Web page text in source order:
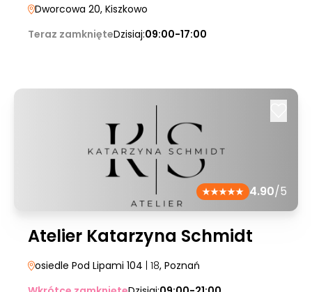
Dworcowa 20, Kiszkowo
Teraz zamknięteDzisiaj:09:00-17:00
4.90/5
Atelier Katarzyna Schmidt
osiedle Pod Lipami 104 | 18, Poznań